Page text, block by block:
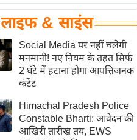
नुस्खे
स्थल
मंत्रा
लाइफ & साइंस
Social Media पर नहीं चलेगी
मनमानी! नए नियम के तहत सिर्फ
2 घंटे में हटाना होगा आपत्तिजनक
कंटेंट
Himachal Pradesh Police
Constable Bharti: आवेदन की
आखिरी तारीख तय, EWS